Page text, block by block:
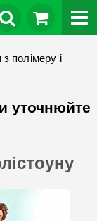
полімеру і
уточнюйте